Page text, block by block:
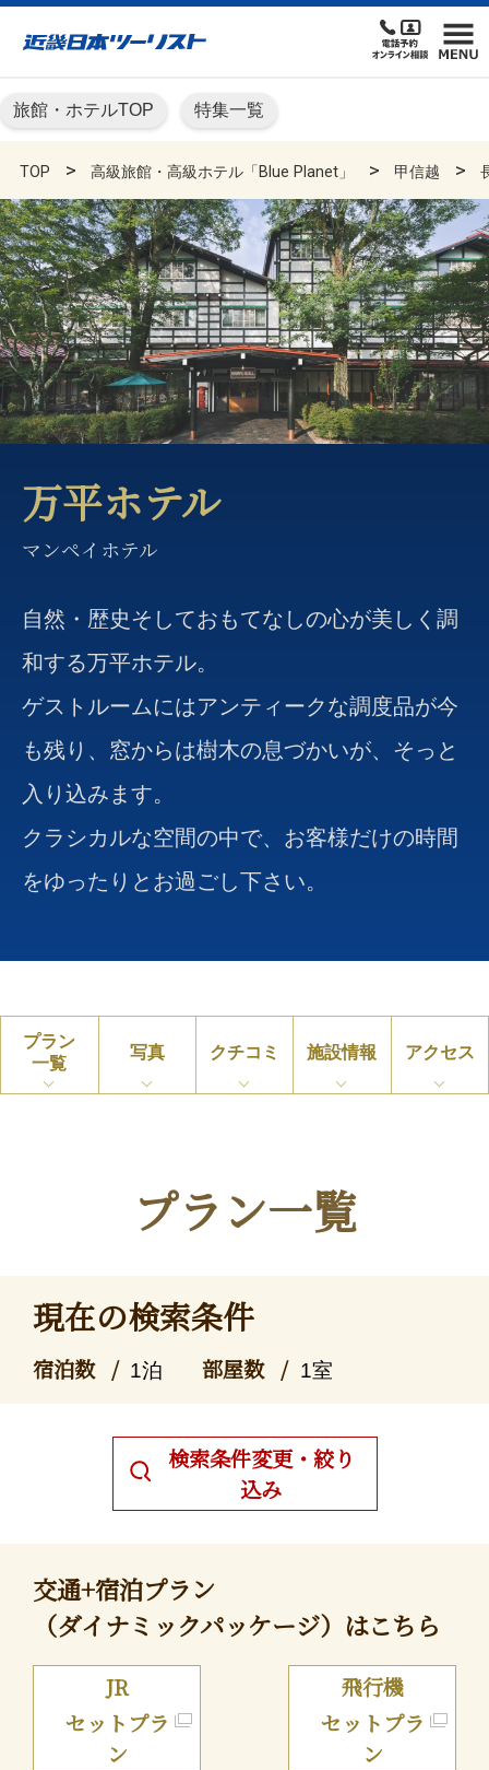
旅館・ホテルTOP 特集一覧
TOP 高級旅館・高級ホテル「Blue Planet」 甲信越
万平ホテル
マンペイホテル
自然・歴史そしておもてなしの心が美しく調
和する万平ホテル。
ゲストルームにはアンティークな調度品が今
も残り、窓からは樹木の息づかいが、そっと
入り込みます。
クラシカルな空間の中で、お客様だけの時間
をゆったりとお過ごし下さい。
プラン
一覧
写真 クチコミ 施設情報 アクセス
プラン一覧
現在の検索条件
宿泊数 1泊 部屋数 1室
検索条件変更・絞り
込み
交通+宿泊プラン
（ダイナミックパッケージ）はこちら
JR
セットプラ
ン
飛行機
セットプラ
ン